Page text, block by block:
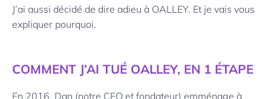
J’ai aussi décidé de dire adieu à OALLEY. Et je vais vous
expliquer pourquoi.
COMMENT J’AI TUÉ OALLEY, EN 1 ÉTAPE
En 2016, Dan (notre CEO et fondateur) emménage à